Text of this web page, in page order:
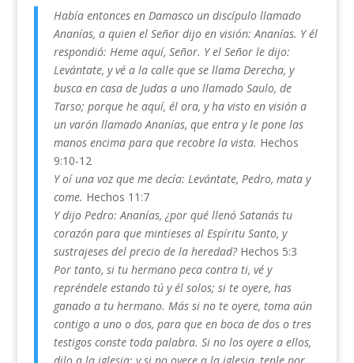
Había entonces en Damasco un discípulo llamado
Ananías, a quien el Señor dijo en visión: Ananías. Y él
respondió: Heme aquí, Señor. Y el Señor le dijo:
Levántate, y vé a la calle que se llama Derecha, y
busca en casa de Judas a uno llamado Saulo, de
Tarso; porque he aquí, él ora, y ha visto en visión a
un varón llamado Ananías, que entra y le pone las
manos encima para que recobre la vista. Hechos
9:10-12
Y oí una voz que me decía: Levántate, Pedro, mata y
come. Hechos 11:7
Y dijo Pedro: Ananías, ¿por qué llenó Satanás tu
corazón para que mintieses al Espíritu Santo, y
sustrajeses del precio de la heredad?Hechos 5:3
Por tanto, si tu hermano peca contra ti, vé y
repréndele estando tú y él solos; si te oyere, has
ganado a tu hermano. Más si no te oyere, toma aún
contigo a uno o dos, para que en boca de dos o tres
testigos conste toda palabra. Si no los oyere a ellos,